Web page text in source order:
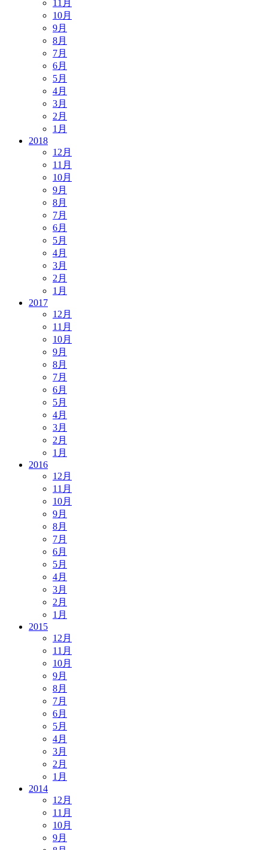
11月
10月
9月
8月
7月
6月
5月
4月
3月
2月
1月
2018
12月
11月
10月
9月
8月
7月
6月
5月
4月
3月
2月
1月
2017
12月
11月
10月
9月
8月
7月
6月
5月
4月
3月
2月
1月
2016
12月
11月
10月
9月
8月
7月
6月
5月
4月
3月
2月
1月
2015
12月
11月
10月
9月
8月
7月
6月
5月
4月
3月
2月
1月
2014
12月
11月
10月
9月